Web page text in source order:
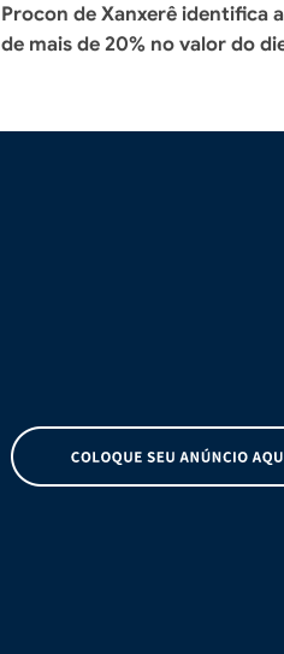
Procon de Xanxerê identifica
de mais de 20% no valor do